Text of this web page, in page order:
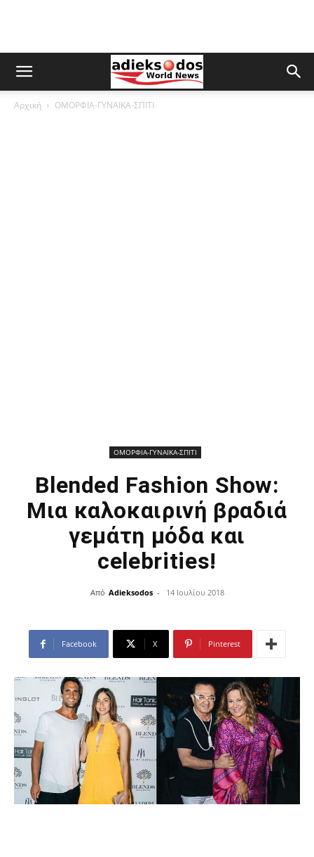
Αρχική ΟΜΟΡΦΙΑ-ΓΥΝΑΙΚΑ-ΣΠΙΤΙ
ΟΜΟΡΦΙΑ-ΓΥΝΑΙΚΑ-ΣΠΙΤΙ
Blended Fashion Show:
Μια καλοκαιρινή βραδιά
γεμάτη μόδα και
celebrities!
Από Adieksodos - 14 Ιουλίου 2018
Facebook X Pinterest